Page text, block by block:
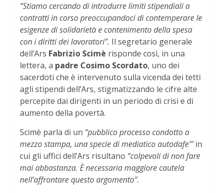
”Stiamo cercando di introdurre limiti stipendiali a
contratti in corso preoccupandoci di contemperare le
esigenze di solidarietà e contenimento della spesa
con i diritti dei lavoratori”. Il segretario generale
dell’Ars Fabrizio Scimè risponde così, in una
lettera, a padre Cosimo Scordato, uno dei
sacerdoti che è intervenuto sulla vicenda dei tetti
agli stipendi dell’Ars, stigmatizzando le cifre alte
percepite dai dirigenti in un periodo di crisi e di
aumento della povertà.
Scimè parla di un “pubblico processo condotto a
mezzo stampa, una specie di mediatico autodafe'”in
cui gli uffici dell’Ars risultano “colpevoli di non fare
mai abbastanza. È necessaria maggiore cautela
nell’affrontare questo argomento”.